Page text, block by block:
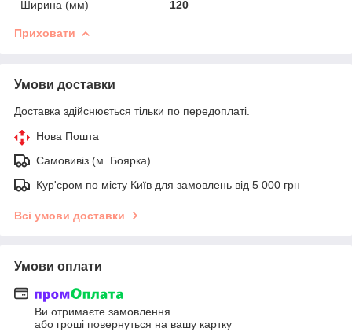
Ширина (мм)
120
Приховати
Умови доставки
Доставка здійснюється тільки по передоплаті.
Нова Пошта
Самовивіз (м. Боярка)
Кур'єром по місту Київ для замовлень від 5 000 грн
Всі умови доставки
Умови оплати
Ви отримаєте замовлення
або гроші повернуться на вашу картку